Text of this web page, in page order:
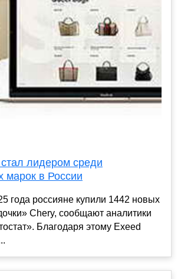
лидером среди
марок в России
года россияне купили 1442 новых
Chery, сообщают аналитики
Благодаря этому Exeed